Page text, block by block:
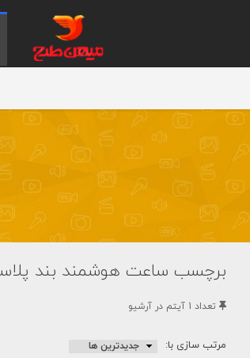
برچسب ساعت هوشمند بند
تعداد 1 آيتم در آرشيو
مرتب سازی با: